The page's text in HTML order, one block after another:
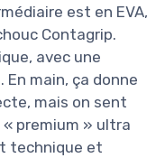
est en EVA,
Contagrip.
avec une
main, ça donne
mais on sent
« premium » ultra
technique et